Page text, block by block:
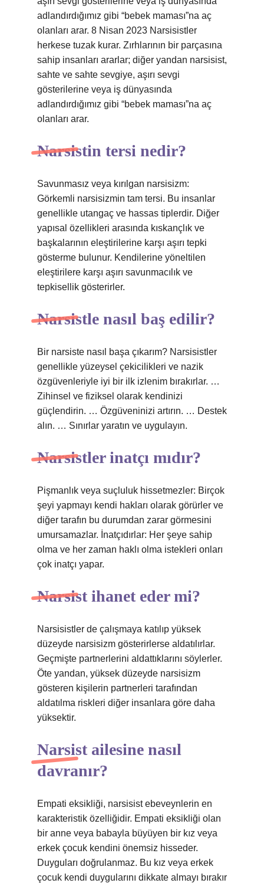
adlandırdığımız gibi “bebek maması”na aç
olanları arar. 8 Nisan 2023 Narsisistler
herkese tuzak kurar. Zırhlarının bir parçasına
sahip insanları ararlar; diğer yandan narsisist,
sahte ve sahte sevgiye, aşırı sevgi
gösterilerine veya iş dünyasında
adlandırdığımız gibi “bebek maması”na aç
olanları arar.
Narsistin tersi nedir?
Savunmasız veya kırılgan narsisizm:
Görkemli narsisizmin tam tersi. Bu insanlar
genellikle utangaç ve hassas tiplerdir. Diğer
yapısal özellikleri arasında kıskançlık ve
başkalarının eleştirilerine karşı aşırı tepki
gösterme bulunur. Kendilerine yöneltilen
eleştirilere karşı aşırı savunmacılık ve
tepkisellik gösterirler.
Narsistle nasıl baş edilir?
Bir narsiste nasıl başa çıkarım? Narsisistler
genellikle yüzeysel çekicilikleri ve nazik
özgüvenleriyle iyi bir ilk izlenim bırakırlar. …
Zihinsel ve fiziksel olarak kendinizi
güçlendirin. … Özgüveninizi artırın. … Destek
alın. … Sınırlar yaratın ve uygulayın.
Narsistler inatçı mıdır?
Pişmanlık veya suçluluk hissetmezler: Birçok
şeyi yapmayı kendi hakları olarak görürler ve
diğer tarafın bu durumdan zarar görmesini
umursamazlar. İnatçıdırlar: Her şeye sahip
olma ve her zaman haklı olma istekleri onları
çok inatçı yapar.
Narsist ihanet eder mi?
Narsisistler de çalışmaya katılıp yüksek
düzeyde narsisizm gösterirlerse aldatılırlar.
Geçmişte partnerlerini aldattıklarını söylerler.
Öte yandan, yüksek düzeyde narsisizm
gösteren kişilerin partnerleri tarafından
aldatılma riskleri diğer insanlara göre daha
yüksektir.
Narsist ailesine nasıl
davranır?
Empati eksikliği, narsisist ebeveynlerin en
karakteristik özelliğidir. Empati eksikliği olan
bir anne veya babayla büyüyen bir kız veya
erkek çocuk kendini önemsiz hisseder.
Duyguları doğrulanmaz. Bu kız veya erkek
çocuk kendi duygularını dikkate almayı bırakır